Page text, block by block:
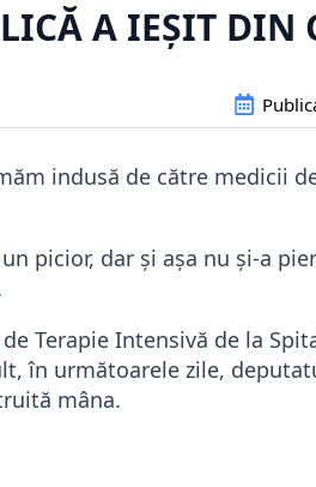
A IEȘIT DIN
indusă de către medicii
picior, dar și așa nu și-a
Terapie Intensivă de la
în următoarele zile,
mâna.